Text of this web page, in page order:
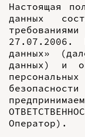
Настоящая
данных
данных»
данных) и
Оператор).